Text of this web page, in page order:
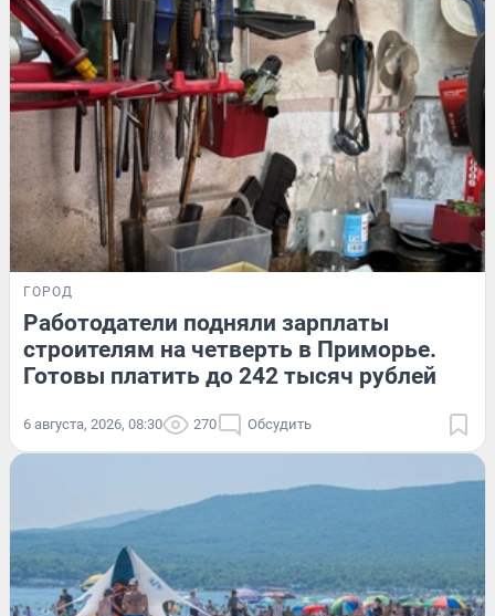
ГОРОД
Работодатели подняли зарплаты
строителям на четверть в Приморье.
Готовы платить до 242 тысяч рублей
6 августа, 2026, 08:30 270 Обсудить